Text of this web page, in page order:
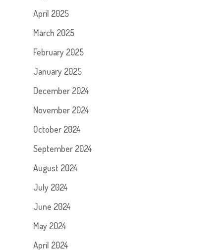
April 2025
March 2025
February 2025
January 2025
December 2024
November 2024
October 2024
September 2024
August 2024
July 2024
June 2024
May 2024
April 2024